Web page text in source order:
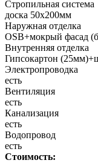
Стропильная система
доска 50х200мм
Наружная отделка
OSB+мокрый фасад
Внутренняя отделка
Гипсокартон
Электропроводка
есть
Вентиляция
есть
Канализация
есть
Водопровод
есть
Стоимость: